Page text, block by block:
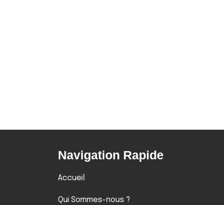
Navigation Rapide
Accueil
Qui Sommes-nous ?